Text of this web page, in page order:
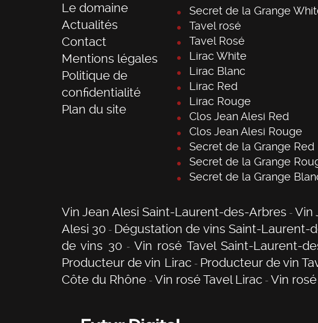
Le domaine
Actualités
Contact
Mentions légales
Politique de
confidentialité
Plan du site
Secret de la Grange
Tavel rosé
Tavel Rosé
Lirac White
Lirac Blanc
Lirac Red
Lirac Rouge
Clos Jean Alesi Red
Clos Jean Alesi Rouge
Secret de la Grange Red
Secret de la Grange
Secret de la Grange
Vin Jean Alesi Saint-Laurent-des-Arbres Vin
Alesi 30
Dégustation de vins Saint-Laurent-
de vins 30
Vin rosé Tavel Saint-Laurent-
Producteur de vin Lirac
Producteur de vin
Côte du Rhône Vin rosé Tavel Lirac Vin